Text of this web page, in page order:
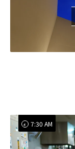
7:30 AM